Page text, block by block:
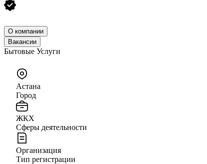
О компании
Вакансии
Бытовые Услуги
Астана
Город
ЖКХ
Сферы деятельности
Организация
Тип регистрации